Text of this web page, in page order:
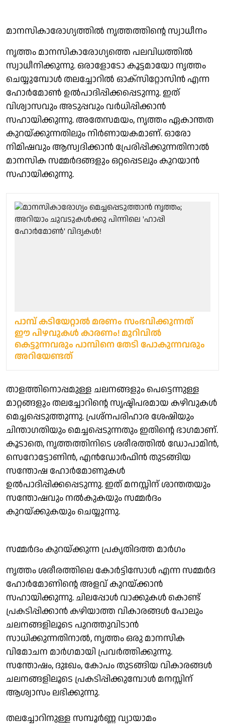
മാനസികാരോഗ്യത്തിൽ നൃത്തത്തിന്റെ സ്വാധീനം
നൃത്തം മാനസികാരോഗ്യത്തെ പലവിധത്തിൽ
സ്വാധീനിക്കുന്നു. ഒരാളോടോ കൂട്ടമായോ നൃത്തം
ചെയ്യുമ്പോൾ തലച്ചോറിൽ ഓക്സിറ്റോസിൻ എന്ന
ഹോർമോൺ ഉൽപാദിപ്പിക്കപ്പെടുന്നു. ഇത്
വിശ്വാസവും അടുപ്പവും വർധിപ്പിക്കാൻ
സഹായിക്കുന്നു. അതേസമയം, നൃത്തം ഏകാന്തത
കുറയ്ക്കുന്നതിലും നിർണായകമാണ്. ഓരോ
നിമിഷവും ആസ്വദിക്കാൻ പ്രേരിപ്പിക്കുന്നതിനാൽ
മാനസിക സമ്മർദങ്ങളും ഒറ്റപ്പെടലും കുറയാൻ
സഹായിക്കുന്നു.
പാമ്പ് കടിയേറ്റാൽ മരണം സംഭവിക്കുന്നത്
ഈ പിഴവുകൾ കാരണം! മുറിവിൽ
കെട്ടുന്നവരും പാമ്പിനെ തേടി പോകുന്നവരും
അറിയേണ്ടത്
താളത്തിനൊപ്പമുള്ള ചലനങ്ങളും പെട്ടെന്നുള്ള
മാറ്റങ്ങളും തലച്ചോറിന്റെ സൃഷ്ടിപരമായ കഴിവുകൾ
മെച്ചപ്പെടുത്തുന്നു. പ്രശ്നപരിഹാര ശേഷിയും
ചിന്താഗതിയും മെച്ചപ്പെടുന്നതും ഇതിന്റെ ഭാഗമാണ്.
കൂടാതെ, നൃത്തത്തിനിടെ ശരീരത്തിൽ ഡോപാമിൻ,
സെറോട്ടോണിൻ, എൻഡോർഫിൻ തുടങ്ങിയ
സന്തോഷ ഹോർമോണുകൾ
ഉൽപാദിപ്പിക്കപ്പെടുന്നു. ഇത് മനസ്സിന് ശാന്തതയും
സന്തോഷവും നൽകുകയും സമ്മർദം
കുറയ്ക്കുകയും ചെയ്യുന്നു.
സമ്മർദം കുറയ്ക്കുന്ന പ്രകൃതിദത്ത മാർഗം
നൃത്തം ശരീരത്തിലെ കോർട്ടിസോൾ എന്ന സമ്മർദ
ഹോർമോണിന്റെ അളവ് കുറയ്ക്കാൻ
സഹായിക്കുന്നു. ചിലപ്പോൾ വാക്കുകൾ കൊണ്ട്
പ്രകടിപ്പിക്കാൻ കഴിയാത്ത വികാരങ്ങൾ പോലും
ചലനങ്ങളിലൂടെ പുറത്തുവിടാൻ
സാധിക്കുന്നതിനാൽ, നൃത്തം ഒരു മാനസിക
വിമോചന മാർഗമായി പ്രവർത്തിക്കുന്നു.
സന്തോഷം, ദുഃഖം, കോപം തുടങ്ങിയ വികാരങ്ങൾ
ചലനങ്ങളിലൂടെ പ്രകടിപ്പിക്കുമ്പോൾ മനസ്സിന്
ആശ്വാസം ലഭിക്കുന്നു.
തലച്ചോറിനുള്ള സമ്പൂർണ്ണ വ്യായാമം